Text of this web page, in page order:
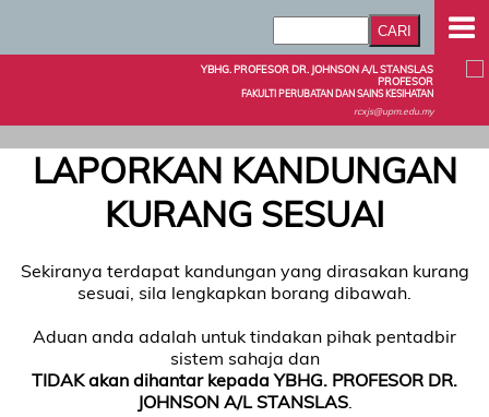
YBHG. PROFESOR DR. JOHNSON A/L STANSLAS
PROFESOR
FAKULTI PERUBATAN DAN SAINS KESIHATAN
rcxjs@upm.edu.my
LAPORKAN KANDUNGAN
KURANG SESUAI
Sekiranya terdapat kandungan yang dirasakan kurang
sesuai, sila lengkapkan borang dibawah.
Aduan anda adalah untuk tindakan pihak pentadbir
sistem sahaja dan
TIDAK akan dihantar kepada YBHG. PROFESOR DR.
JOHNSON A/L STANSLAS.